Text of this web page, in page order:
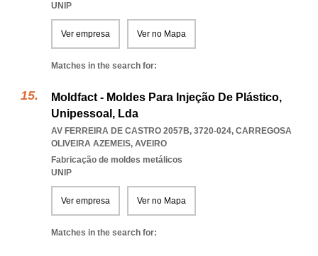
UNIP
Ver empresa Ver no Mapa
Matches in the search for:
Moldfact - Moldes Para Injeção De Plástico,
Unipessoal, Lda
AV FERREIRA DE CASTRO 2057B, 3720-024, CARREGOSA
OLIVEIRA AZEMEIS, AVEIRO
Fabricação de moldes metálicos
UNIP
Ver empresa Ver no Mapa
Matches in the search for: